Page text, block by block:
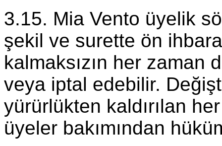
3.15. Mia Vento üyelik
şekil ve surette ön
kalmaksızın her zaman
veya iptal edebilir.
yürürlükten kaldırılan
üyeler bakımından